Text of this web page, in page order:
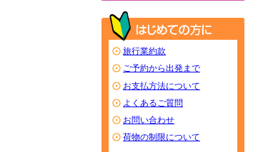
旅行業約款
ご予約から出発まで
お支払方法について
よくあるご質問
お問い合わせ
荷物の制限について